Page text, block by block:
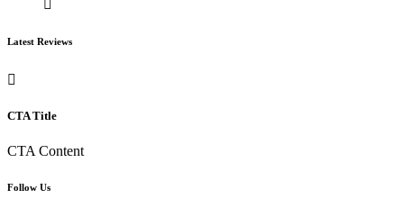
Latest Reviews
CTA Title
CTA Content
Follow Us